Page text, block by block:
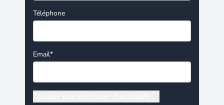
Téléphone
Email*